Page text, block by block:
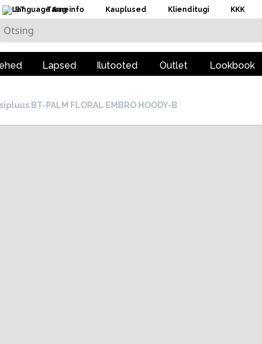
ET Tarneinfo Kauplused Klienditugi KKK
Lapsed Ilutooted Outlet Lookbook
BT-PALM FLORAL EMBRO HOODY-B